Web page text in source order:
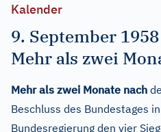
Kalender
9. September 1958
Mehr als zwei
Mehr als zwei Monate nach
Beschluss des Bundestages
Bundesregierung den vier